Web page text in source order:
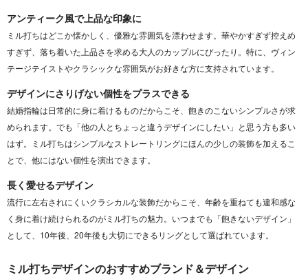
アンティーク風で上品な印象に
ミル打ちはどこか懐かしく、優雅な雰囲気を漂わせます。華やかすぎず控えめ
すぎず、落ち着いた上品さを求める大人のカップルにぴったり。特に、ヴィン
テージテイストやクラシックな雰囲気がお好きな方に支持されています。
デザインにさりげない個性をプラスできる
結婚指輪は日常的に身に着けるものだからこそ、飽きのこないシンプルさが求
められます。でも「他の人とちょっと違うデザインにしたい」と思う方も多い
はず。ミル打ちはシンプルなストレートリングにほんの少しの装飾を加えるこ
とで、他にはない個性を演出できます。
長く愛せるデザイン
流行に左右されにくいクラシカルな装飾だからこそ、年齢を重ねても違和感な
く身に着け続けられるのがミル打ちの魅力。いつまでも「飽きないデザイン」
として、10年後、20年後も大切にできるリングとして選ばれています。
ミル打ちデザインのおすすめブランド＆デザイン